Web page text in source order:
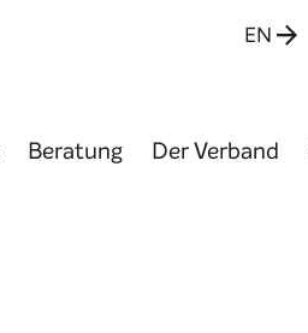
EN
Beratung Der Verband